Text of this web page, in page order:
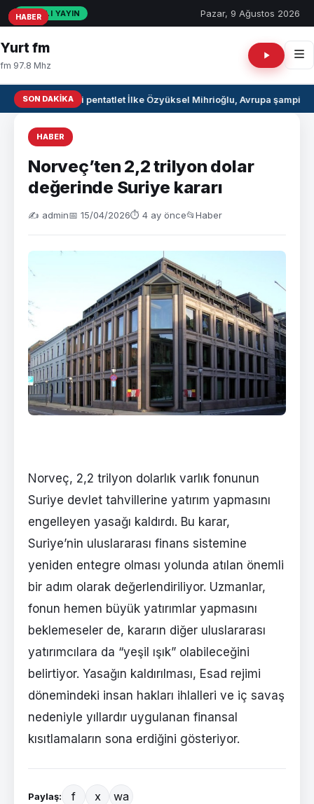
CANLI YAYIN Pazar, 9 Ağustos 2026
Yurt fm
fm 97.8 Mhz
SON DAKIKAMilli pentatlet İlke Özyüksel Mihrioğlu, Avrupa
HABER
Norveç’ten 2,2 trilyon dolar
değerinde Suriye kararı
✍️ admin📅 15/04/2026⏱ 4 ay önce📂Haber
Norveç, 2,2 trilyon dolarlık varlık fonunun
Suriye devlet tahvillerine yatırım yapmasını
engelleyen yasağı kaldırdı. Bu karar,
Suriye’nin uluslararası finans sistemine
yeniden entegre olması yolunda atılan önemli
bir adım olarak değerlendiriliyor. Uzmanlar,
fonun hemen büyük yatırımlar yapmasını
beklemeseler de, kararın diğer uluslararası
yatırımcılara da “yeşil ışık” olabileceğini
belirtiyor. Yasağın kaldırılması, Esad rejimi
dönemindeki insan hakları ihlalleri ve iç savaş
nedeniyle yıllardır uygulanan finansal
kısıtlamaların sona erdiğini gösteriyor.
Paylaş: f x wa
HABER
HABER
HABER